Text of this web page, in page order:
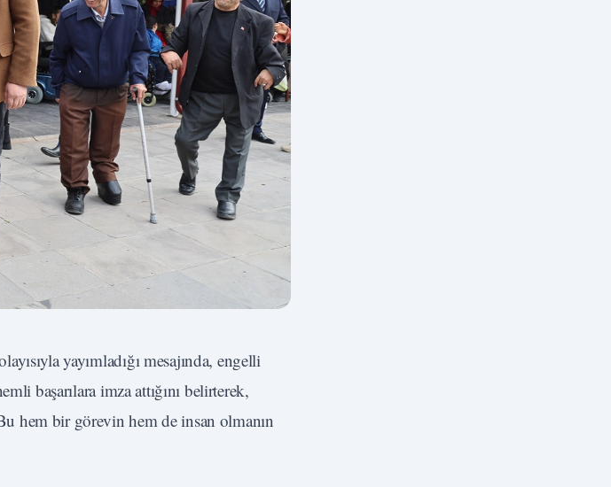
yayımladığı mesajında, engelli
başarılara imza attığını belirterek,
hem bir görevin hem de insan olmanın